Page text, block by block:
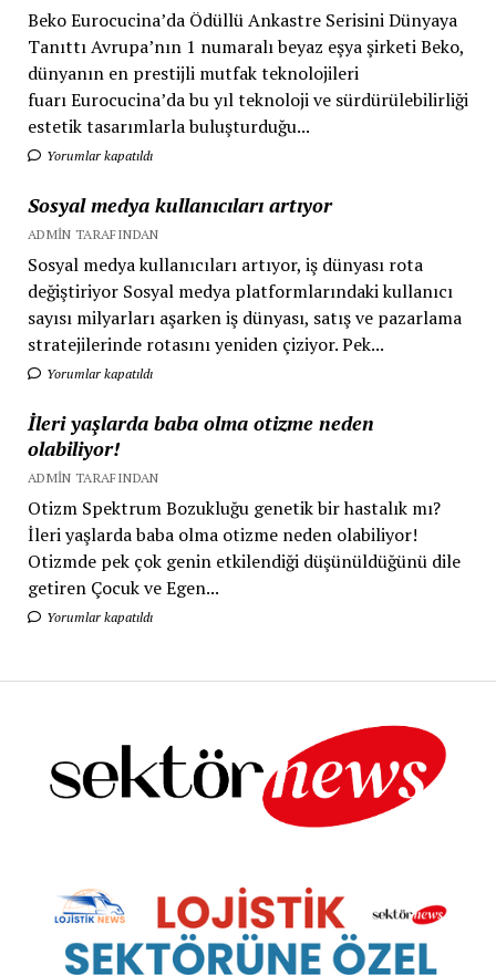
Beko Eurocucina’da Ödüllü Ankastre Serisini Dünyaya
Tanıttı Avrupa’nın 1 numaralı beyaz eşya şirketi Beko,
dünyanın en prestijli mutfak teknolojileri
fuarı Eurocucina’da bu yıl teknoloji ve sürdürülebilirliği
estetik tasarımlarla buluşturduğu...
Yorumlar kapatıldı
Sosyal medya kullanıcıları artıyor
ADMIN TARAFINDAN
Sosyal medya kullanıcıları artıyor, iş dünyası rota
değiştiriyor Sosyal medya platformlarındaki kullanıcı
sayısı milyarları aşarken iş dünyası, satış ve pazarlama
stratejilerinde rotasını yeniden çiziyor. Pek...
Yorumlar kapatıldı
İleri yaşlarda baba olma otizme neden
olabiliyor!
ADMIN TARAFINDAN
Otizm Spektrum Bozukluğu genetik bir hastalık mı?
İleri yaşlarda baba olma otizme neden olabiliyor!
Otizmde pek çok genin etkilendiği düşünüldüğünü dile
getiren Çocuk ve Egen...
Yorumlar kapatıldı